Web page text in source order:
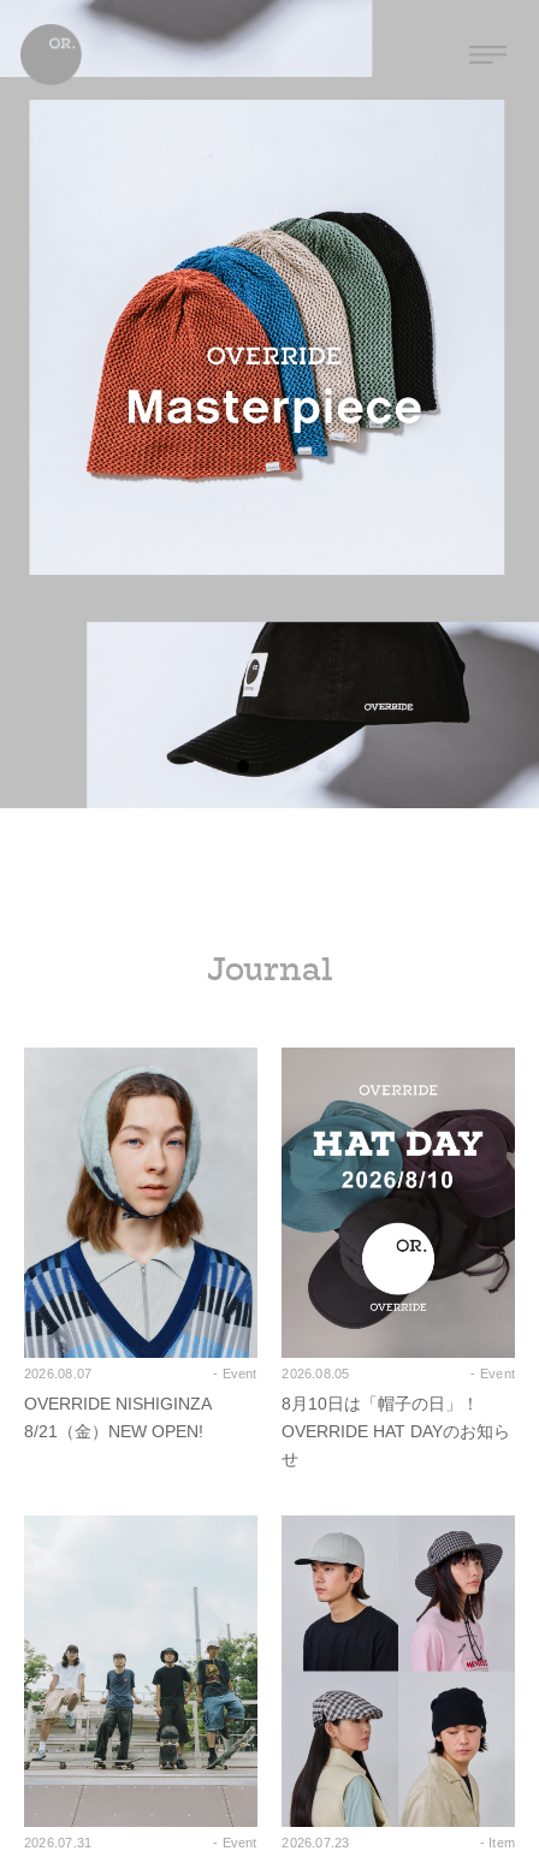
Journal
2026.08.07 - Event
OVERRIDE NISHIGINZA
8/21（金）NEW OPEN!
2026.08.05 - Event
8月10日は「帽子の日」！
OVERRIDE HAT DAYのお知ら
せ
2026.07.31 - Event 2026.07.23 - Item